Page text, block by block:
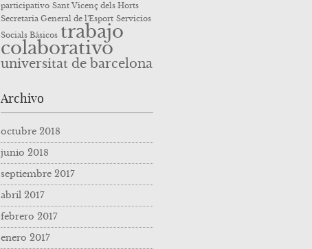
participativo Sant Vicenç dels Horts
Secretaria General de l'Esport Servicios
Socials Básicos trabajo
colaborativo
universitat de barcelona
Archivo
octubre 2018
junio 2018
septiembre 2017
abril 2017
febrero 2017
enero 2017